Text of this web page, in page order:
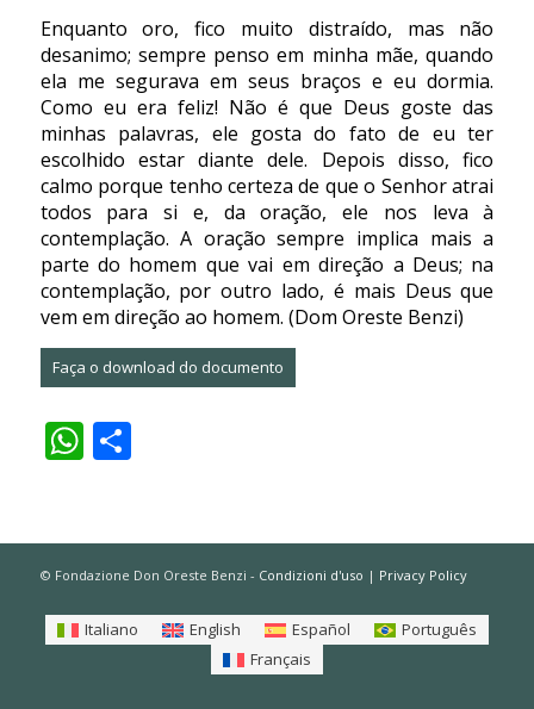
Enquanto oro, fico muito distraído, mas não
desanimo; sempre penso em minha mãe, quando
ela me segurava em seus braços e eu dormia.
Como eu era feliz! Não é que Deus goste das
minhas palavras, ele gosta do fato de eu ter
escolhido estar diante dele. Depois disso, fico
calmo porque tenho certeza de que o Senhor atrai
todos para si e, da oração, ele nos leva à
contemplação. A oração sempre implica mais a
parte do homem que vai em direção a Deus; na
contemplação, por outro lado, é mais Deus que
vem em direção ao homem. (Dom Oreste Benzi)
Faça o download do documento
WhatsApp
Share
© Fondazione Don Oreste Benzi - Condizioni d'uso | Privacy Policy
Italiano English Español
Português
Français